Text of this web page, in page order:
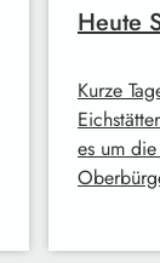
Heute
Kurze
es um